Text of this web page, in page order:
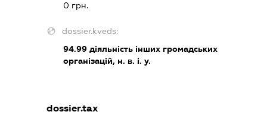
0 грн.
dossier.kveds:
94.99 діяльність інших громадських
організацій, н. в. і. у.
dossier.tax